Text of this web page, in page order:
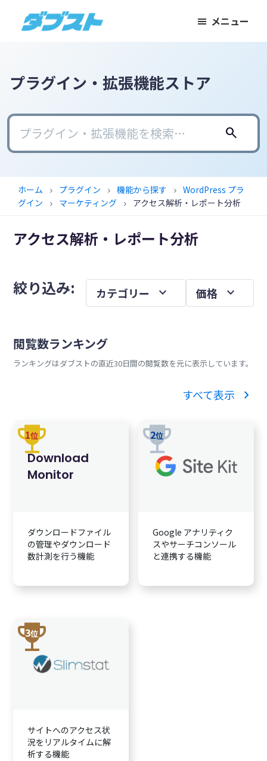
ン
に
バ
に
キ
プ
ト
の
モ
ー
ネ
に
を
メニュー
プラグイン・拡張機能ストア
search
ホーム chevron_right プラグイン chevron_right 機能から探す chevron_right
WordPress プラ
グイン
chevron_right マーケティング chevron_right アクセス解析・レポート分析
アクセス解析・レポート分析
メ
サ
イ
ド
絞り込み: 価格 expand_more
カテゴリー expand_more
閲覧数ランキング
ランキングはダブストの直近30日間の閲覧数を元に表示しています。
すべて表示 chevron_right
trophy
1位
Download
Monitor
ダウンロードファイル
の管理やダウンロード
数計測を行う機能
trophy
2位
Google アナリティク
スやサーチコンソール
と連携する機能
trophy
3位
サイトへのアクセス状
況をリアルタイムに解
析する機能